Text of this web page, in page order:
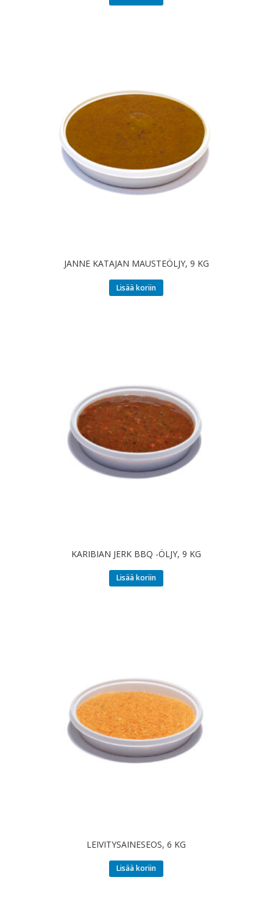
JANNE KATAJAN MAUSTEÖLJY, 9 KG
Lisää koriin
KARIBIAN JERK BBQ -ÖLJY, 9 KG
Lisää koriin
LEIVITYSAINESEOS, 6 KG
Lisää koriin